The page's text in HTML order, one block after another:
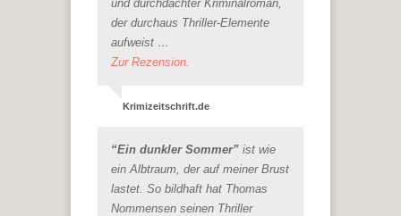
und durchdachter Kriminalroman,
der durchaus Thriller-Elemente
aufweist …
Zur Rezension.
Krimizeitschrift.de
“Ein dunkler Sommer” ist wie
ein Albtraum, der auf meiner Brust
lastet. So bildhaft hat Thomas
Nommensen seinen Thriller